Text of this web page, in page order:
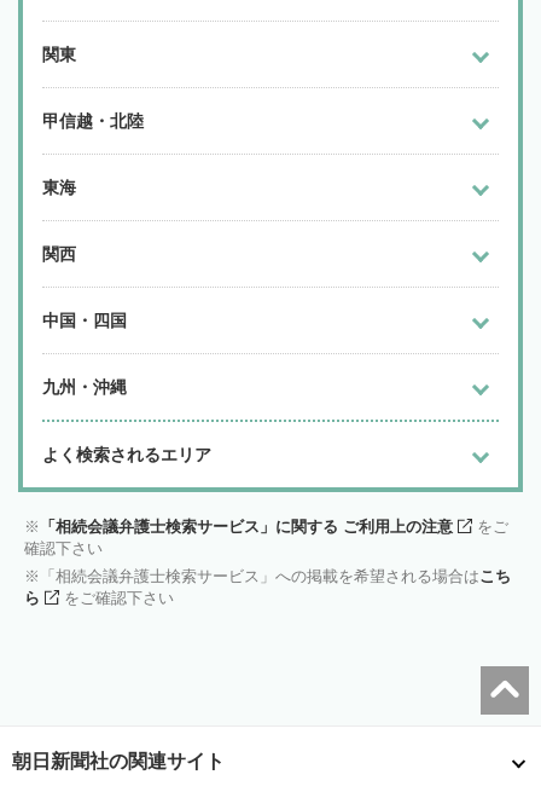
関東
甲信越・北陸
東海
関西
中国・四国
九州・沖縄
よく検索されるエリア
「相続会議弁護士検索サービス」に関する ご利用上の注意
をご
確認下さい
「相続会議弁護士検索サービス」への掲載を希望される場合はこち
ら
をご確認下さい
朝日新聞社の関連サイト